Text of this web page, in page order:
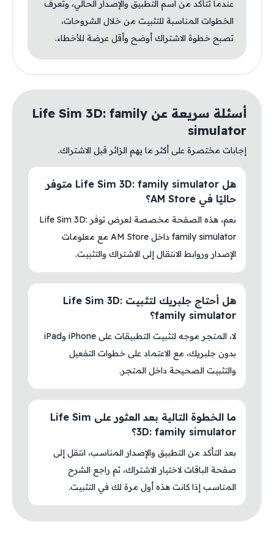
عندما تتأكد من اسم التطبيق والإصدار الحالي، وتعرف
الخطوات المناسبة للتثبيت من خلال الشروحات،
تصبح خطوة الاشتراك أوضح وأقل عرضة للأخطاء.
أسئلة سريعة عن Life Sim 3D: family
simulator
إجابات مختصرة على أكثر ما يهم الزائر قبل الاشتراك.
هل Life Sim 3D: family simulator متوفر
حاليًا في AM Store؟
نعم، هذه الصفحة مخصصة لعرض توفر Life Sim 3D:
family simulator داخل AM Store مع معلومات
الإصدار وروابط الانتقال إلى الاشتراك والتثبيت.
هل أحتاج جلبريك لتثبيت Life Sim 3D:
family simulator؟
لا، المتجر موجه لتثبيت التطبيقات على iPhone وiPad
بدون جلبريك، مع الاعتماد على خطوات التفعيل
والتثبيت الصحيحة داخل المتجر.
ما الخطوة التالية بعد العثور على Life Sim
3D: family simulator؟
بعد التأكد من التطبيق والإصدار المناسب، انتقل إلى
صفحة الباقات لاختيار الاشتراك، ثم راجع الشرح
المناسب إذا كانت هذه أول مرة لك في التثبيت.